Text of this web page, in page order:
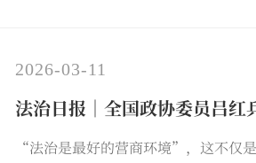
2026-03-11
法治日报｜全国政协委员吕
“法治是最好的营商环境”，这不仅